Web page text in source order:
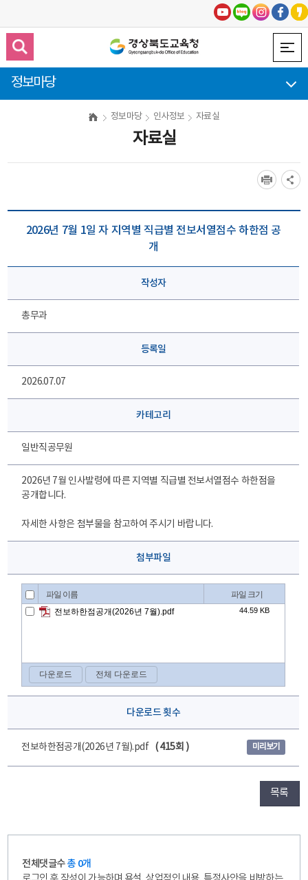
정보마당
정보마당 인사정보 자료실
자료실
2026년 7월 1일 자 지역별 직급별 전보서열점수 하한점 공
개
작성자
총무과
등록일
2026.07.07
카테고리
일반직공무원
2026년 7월 인사발령에 따른 지역별 직급별 전보서열점수 하한점을
공개합니다.
자세한 사항은 첨부물을 참고하여 주시기 바랍니다.
첨부파일
다운로드 횟수
전보하한점공개(2026년 7월).pdf ( 415회 ) 미리보기
목록
전체댓글수 총 0개